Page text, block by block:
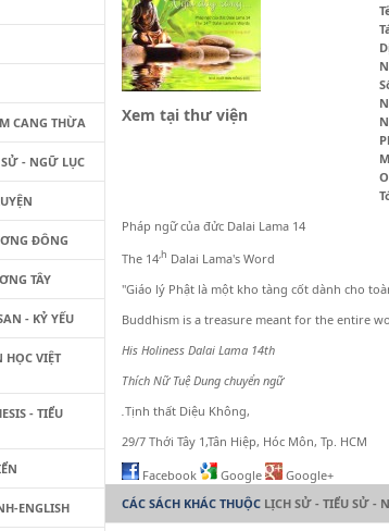
Xem tại thư viện
Pháp ngữ của đửc Dalai Lama 14
The 14,h Dalai Lama's Word
"Giáo lý Phật là một kho tàng cốt dành cho
Buddhism is a treasure meant for the entire
His Holiness Dalai Lama 14th
Thích Nữ Tuệ Dung chuyển ngữ
Tịnh thất Diệu Không,
29/7 Thới Tây 1,Tân Hiệp, Hóc Môn, Tp. HCM
Facebook Google
Google+
CÁC SÁCH KHÁC THUỘC LỊCH SỬ - TIỂU SỬ -
CANG THỪA
- NGỮ LỤC
ĐÔNG
TÂY
- KỶ YẾU
VIỆT
- TIỂU
ENGLISH